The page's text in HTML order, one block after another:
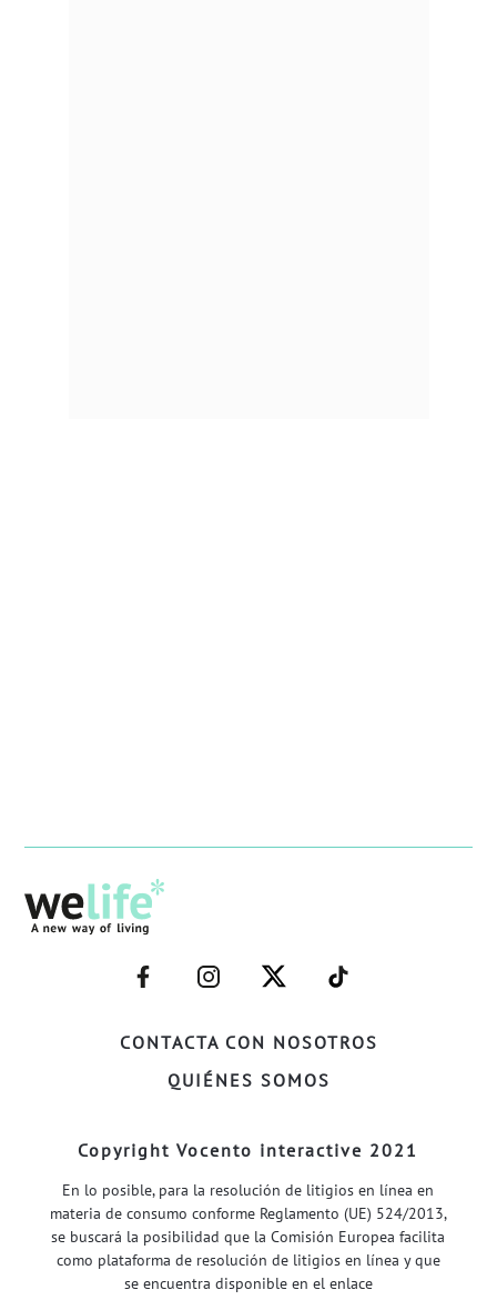
CONTACTA CON NOSOTROS
QUIÉNES SOMOS
–
FACEBOOK–
–
INSTAGRAM–
–
TWITTER–
–
WELIFE–
Copyright Vocento interactive 2021
En lo posible, para la resolución de litigios en línea en
materia de consumo conforme Reglamento (UE) 524/2013,
se buscará la posibilidad que la Comisión Europea facilita
como plataforma de resolución de litigios en línea y que
se encuentra disponible en el enlace